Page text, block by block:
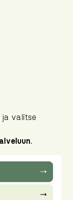
ja valitse
.